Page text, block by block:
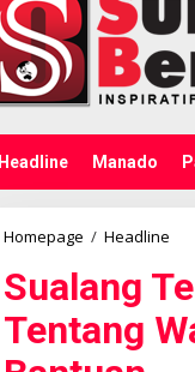
Headline Manado
Homepage / Headline
a
a
n
Sualang
Tentang